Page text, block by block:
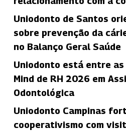
Uniodonto de Santos
sobre prevenção da
no Balanço Geral Saúde
Uniodonto está entre as
Mind de RH 2026 em
Odontológica
Uniodonto Campinas
cooperativismo com